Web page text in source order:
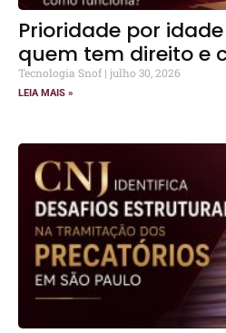
Prioridade por
quem tem direito e
Tecnologia Snof julho 30, 2026
LEIA MAIS »